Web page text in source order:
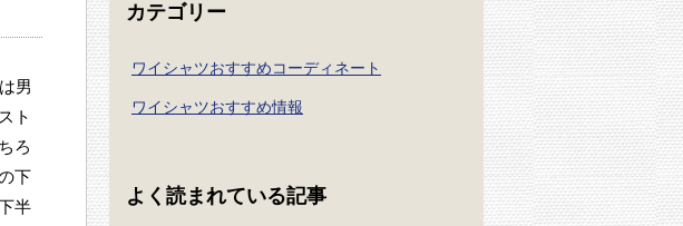
男
ト
ろ
下
半
カテゴリー
ワイシャツおすすめコーディネート
ワイシャツおすすめ情報
よく読まれている記事